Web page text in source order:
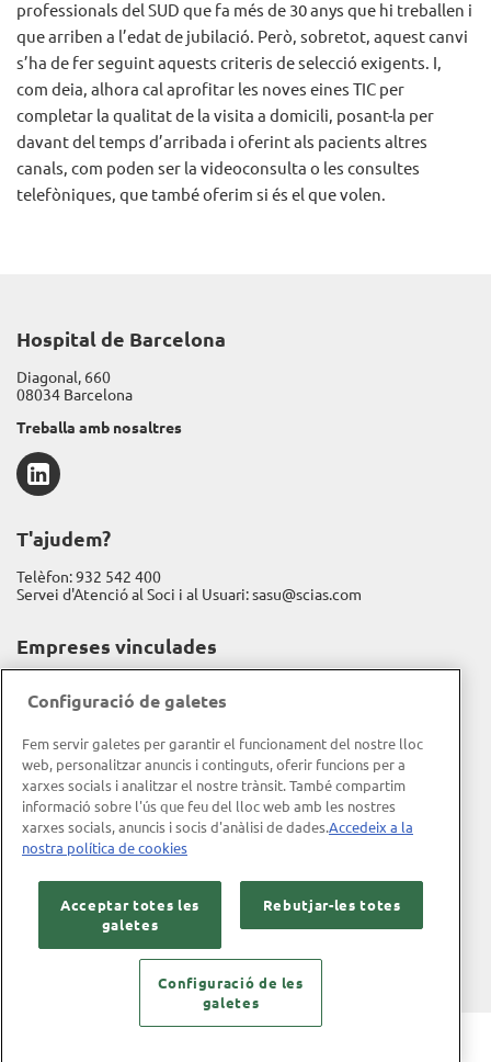
professionals del SUD que fa més de 30 anys que hi treballen i
que arriben a l’edat de jubilació. Però, sobretot, aquest canvi
s’ha de fer seguint aquests criteris de selecció exigents. I,
com deia, alhora cal aprofitar les noves eines TIC per
completar la qualitat de la visita a domicili, posant-la per
davant del temps d’arribada i oferint als pacients altres
canals, com poden ser la videoconsulta o les consultes
telefòniques, que també oferim si és el que volen.
Hospital de Barcelona
Diagonal, 660
08034 Barcelona
Treballa amb nosaltres
T'ajudem?
Telèfon:932 542 400
Servei d'Atenció al Soci i al Usuari:sasu@scias.com
Empreses vinculades
Gravida
Informació corporativa
Memòria d'activitat
Política de qualitat
Configuració de galetes
Fem servir galetes per garantir el funcionament del nostre lloc
web, personalitzar anuncis i continguts, oferir funcions per a
xarxes socials i analitzar el nostre trànsit. També compartim
informació sobre l'ús que feu del lloc web amb les nostres
xarxes socials, anuncis i socis d'anàlisi de dades.Accedeix a la
nostra política de cookies
Acceptar totes les
galetes
Rebutjar-les totes
Configuració de les
galetes